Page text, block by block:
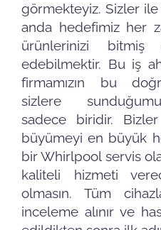
görmekteyiz. Sizler
anda hedefimiz her
ürünlerinizi
edebilmektir. Bu iş
firmamızın bu
sizlere
sadece biridir.
büyümeyi en büyük
bir Whirlpool servis
kaliteli hizmeti
olmasın. Tüm
inceleme alınır ve